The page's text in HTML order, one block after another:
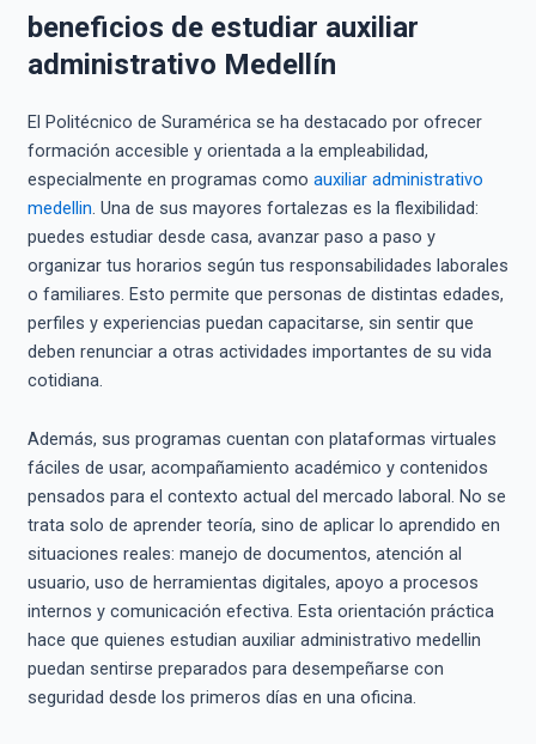
beneficios de estudiar auxiliar
administrativo Medellín
El Politécnico de Suramérica se ha destacado por ofrecer
formación accesible y orientada a la empleabilidad,
especialmente en programas como auxiliar administrativo
medellin. Una de sus mayores fortalezas es la flexibilidad:
puedes estudiar desde casa, avanzar paso a paso y
organizar tus horarios según tus responsabilidades laborales
o familiares. Esto permite que personas de distintas edades,
perfiles y experiencias puedan capacitarse, sin sentir que
deben renunciar a otras actividades importantes de su vida
cotidiana.
Además, sus programas cuentan con plataformas virtuales
fáciles de usar, acompañamiento académico y contenidos
pensados para el contexto actual del mercado laboral. No se
trata solo de aprender teoría, sino de aplicar lo aprendido en
situaciones reales: manejo de documentos, atención al
usuario, uso de herramientas digitales, apoyo a procesos
internos y comunicación efectiva. Esta orientación práctica
hace que quienes estudian auxiliar administrativo medellin
puedan sentirse preparados para desempeñarse con
seguridad desde los primeros días en una oficina.